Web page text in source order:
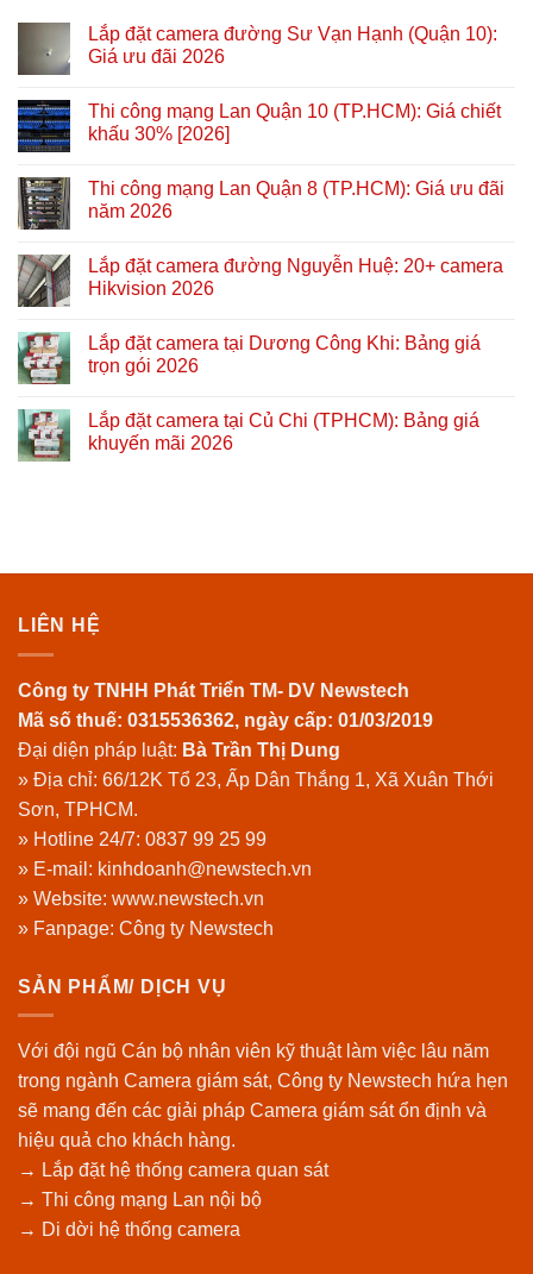
Lắp đặt camera đường Sư Vạn Hạnh (Quận 10):
Giá ưu đãi 2026
Thi công mạng Lan Quận 10 (TP.HCM): Giá chiết
khấu 30% [2026]
Thi công mạng Lan Quận 8 (TP.HCM): Giá ưu đãi
năm 2026
Lắp đặt camera đường Nguyễn Huệ: 20+ camera
Hikvision 2026
Lắp đặt camera tại Dương Công Khi: Bảng giá
trọn gói 2026
Lắp đặt camera tại Củ Chi (TPHCM): Bảng giá
khuyến mãi 2026
LIÊN HỆ
Công ty TNHH Phát Triển TM- DV Newstech
Mã số thuế: 0315536362, ngày cấp: 01/03/2019
Đại diện pháp luật: Bà Trần Thị Dung
» Địa chỉ: 66/12K Tổ 23, Ấp Dân Thắng 1, Xã Xuân Thới
Sơn, TPHCM.
» Hotline 24/7: 0837 99 25 99
» E-mail: kinhdoanh@newstech.vn
» Website: www.newstech.vn
» Fanpage: Công ty Newstech
SẢN PHẨM/ DỊCH VỤ
Với đội ngũ Cán bộ nhân viên kỹ thuật làm việc lâu năm
trong ngành Camera giám sát, Công ty Newstech hứa hẹn
sẽ mang đến các giải pháp Camera giám sát ổn định và
hiệu quả cho khách hàng.
→ Lắp đặt hệ thống camera quan sát
→ Thi công mạng Lan nội bộ
→ Di dời hệ thống camera